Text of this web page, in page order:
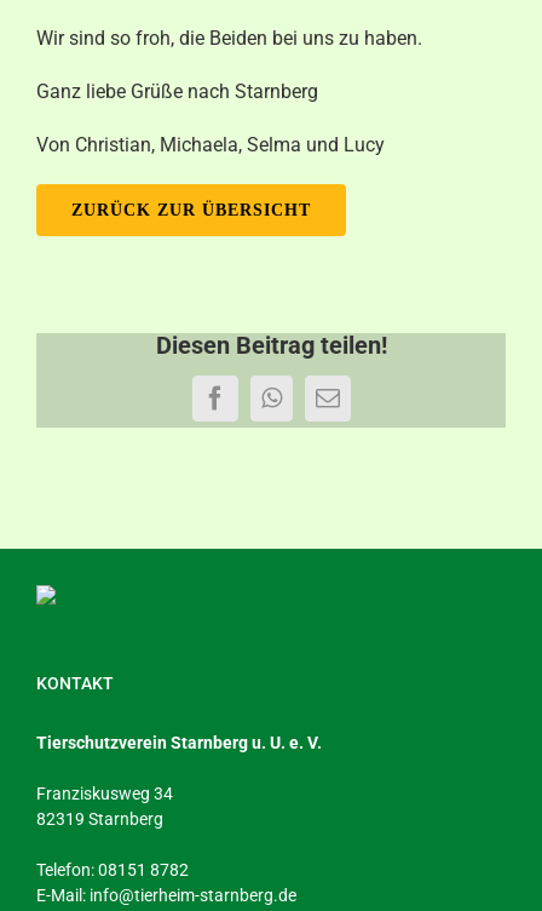
Wir sind so froh, die Beiden bei uns zu haben.
Ganz liebe Grüße nach Starnberg
Von Christian, Michaela, Selma und Lucy
ZURÜCK ZUR ÜBERSICHT
Diesen Beitrag teilen!
FacebookWhatsApp
E-
Mail
KONTAKT
Tierschutzverein Starnberg u. U. e. V.
Franziskusweg 34
82319 Starnberg
Telefon: 08151 8782
E-Mail: info@tierheim-starnberg.de